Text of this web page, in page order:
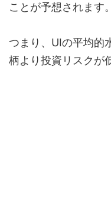
ことが予想されます。
つまり、UIの平均的
柄より投資リスクが